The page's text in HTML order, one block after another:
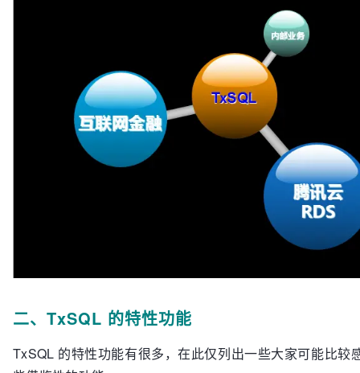
二、TxSQL 的特性功能
TxSQL 的特性功能有很多，在此仅列出一些大家可能比